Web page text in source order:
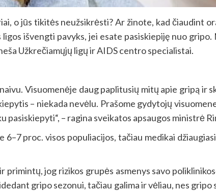
o jūs tikitės neužsikrėsti? Ar žinote, kad čiaudint
išvengti pavyks, jei esate pasiskiepiję nuo
Užkrečiamųjų ligų ir AIDS centro specialistai.
Visuomenėje daug paplitusių mitų apie gripą ir
– niekada nevėlu. Prašome gydytojų
pasiskiepyti“, – ragina sveikatos apsaugos ministrė
proc. visos populiacijos, tačiau medikai
primintų, jog rizikos grupės asmenys savo
gripo sezonui, tačiau galima ir vėliau, nes gripo